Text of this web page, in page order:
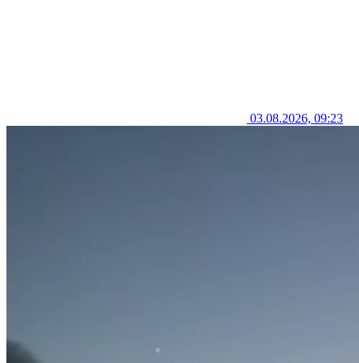
03.08.2026, 09:23